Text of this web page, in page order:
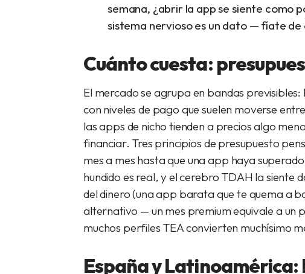
semana, ¿abrir la app se siente como
sistema nervioso es un dato — fíate de
Cuánto cuesta:
El mercado se agrupa en bandas
con niveles de pago que suelen moverse
las apps de nicho tienden a precios algo
financiar. Tres principios de presupuesto
mes a mes hasta que una app haya
hundido es real, y el cerebro TDAH la siente
del dinero (una app barata que te quema a
alternativo — un mes premium equivale a un
muchos perfiles TEA convierten muchísimo
España y Latinoamérica: